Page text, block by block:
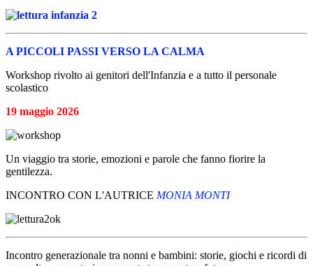
A PICCOLI PASSI VERSO LA CALMA
Workshop rivolto ai genitori dell'Infanzia e a tutto il personale
scolastico
19 maggio 2026
Un viaggio tra storie, emozioni e parole che fanno fiorire la
gentilezza.
INCONTRO CON L'AUTRICE MONIA MONTI
Incontro generazionale tra nonni e bambini: storie, giochi e ricordi di